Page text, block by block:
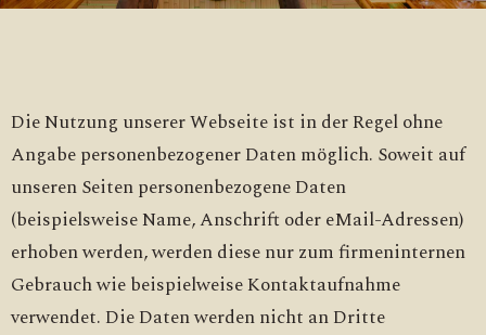
Die Nutzung unserer Webseite ist in der Regel ohne
Angabe personenbezogener Daten möglich. Soweit auf
unseren Seiten personenbezogene Daten
(beispielsweise Name, Anschrift oder eMail-Adressen)
erhoben werden, werden diese nur zum firmeninternen
Gebrauch wie beispielweise Kontaktaufnahme
verwendet. Die Daten werden nicht an Dritte